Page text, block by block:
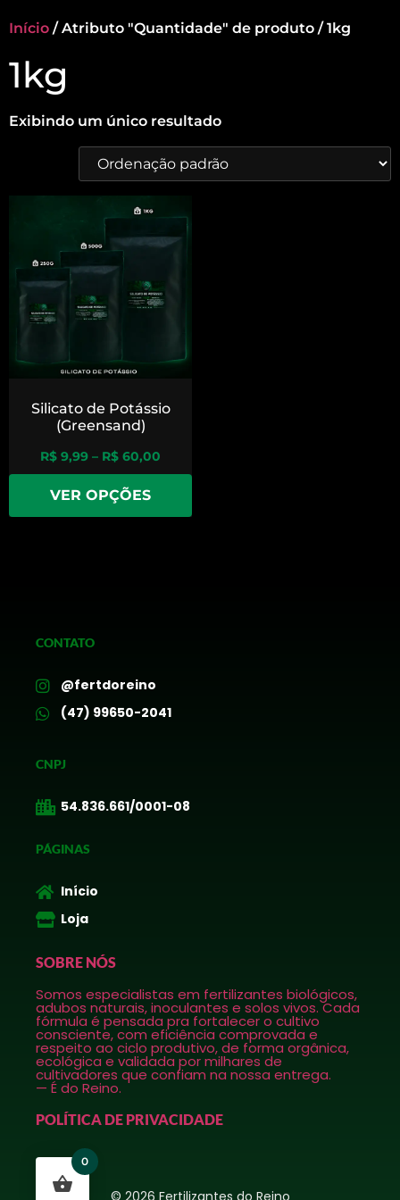
Início / Atributo "Quantidade" de produto / 1kg
1kg
Exibindo um único resultado
Silicato de Potássio
(Greensand)
R$ 9,99 – R$ 60,00
VER OPÇÕES
CONTATO
@fertdoreino
(47) 99650-2041
CNPJ
54.836.661/0001-08
PÁGINAS
Início
Loja
SOBRE NÓS
Somos especialistas em fertilizantes biológicos,
adubos naturais, inoculantes e solos vivos. Cada
fórmula é pensada pra fortalecer o cultivo
consciente, com eficiência comprovada e
respeito ao ciclo produtivo, de forma orgânica,
ecológica e validada por milhares de
cultivadores que confiam na nossa entrega.
— É do Reino.
POLÍTICA DE PRIVACIDADE
0